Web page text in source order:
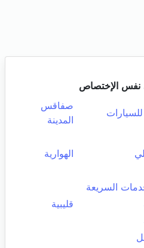
الإختصاص
صفاقس
المدينة
الهوارية
السريعة
قليبية